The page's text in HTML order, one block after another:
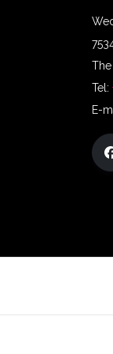
Tel:
E-